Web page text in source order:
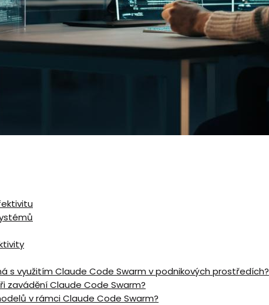
s využitím Claude Code Swarm v podnikových prostředích?
zavádění Claude⁤ Code Swarm?
v rámci ⁤Claude Code ⁣Swarm?